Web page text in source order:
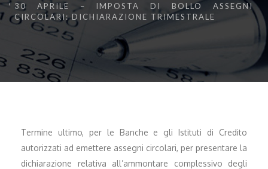
30 APRILE – IMPOSTA DI BOLLO ASSEGNI
CIRCOLARI: DICHIARAZIONE TRIMESTRALE
Termine ultimo, per le Banche e gli Istituti di Credito
autorizzati ad emettere assegni circolari, per presentare la
dichiarazione relativa all’ammontare complessivo degli